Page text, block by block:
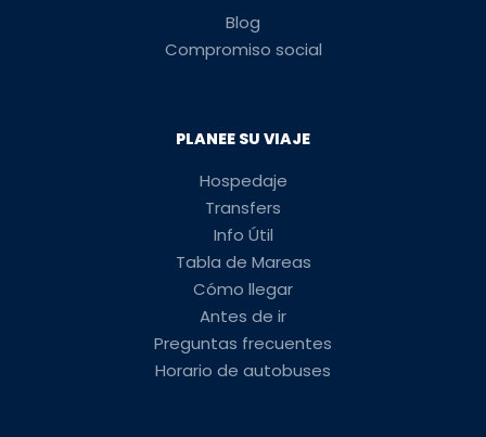
Blog
Compromiso social
PLANEE SU VIAJE
Hospedaje
Transfers
Info Útil
Tabla de Mareas
Cómo llegar
Antes de ir
Preguntas frecuentes
Horario de autobuses